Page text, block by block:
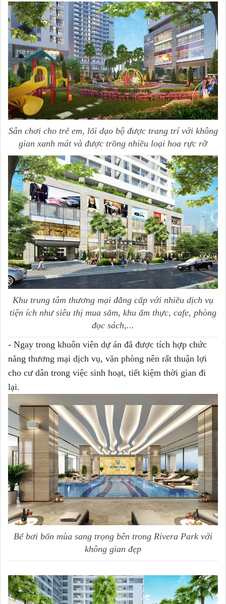
Sân chơi cho trẻ em, lối dạo bộ được trang trí với không
gian xanh mát và được trồng nhiều loại hoa rực rỡ
Khu trung tâm thương mại đẳng cấp với nhiều dịch vụ
tiện ích như siêu thị mua sắm, khu ẩm thực, cafe, phòng
đọc sách,...
- Ngay trong khuôn viên dự án đã được tích hợp chức
năng thương mại dịch vụ, văn phòng nên rất thuận lợi
cho cư dân trong việc sinh hoạt, tiết kiệm thời gian đi
lại.
Bể bơi bốn mùa sang trọng bên trong Rivera Park với
không gian đẹp